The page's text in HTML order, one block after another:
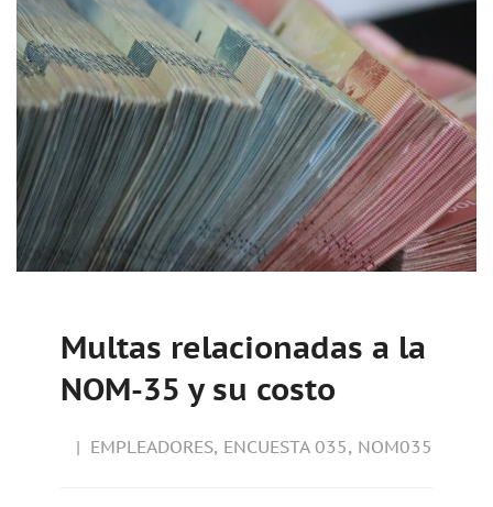
Multas relacionadas a la
NOM-35 y su costo
EMPLEADORES, ENCUESTA 035, NOM035